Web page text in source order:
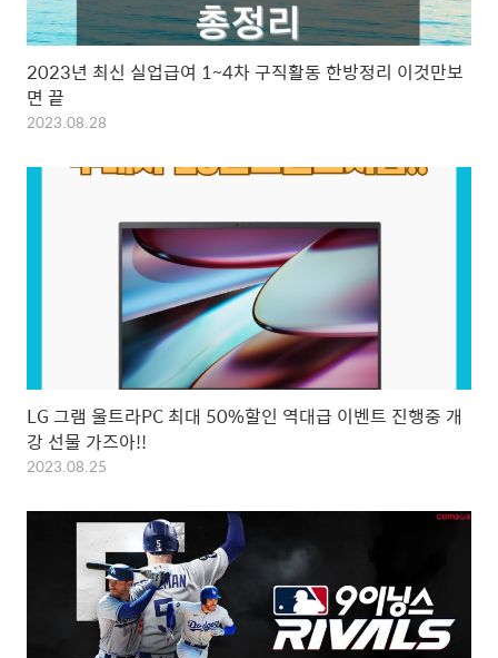
2023년 최신 실업급여 1~4차 구직활동 한방정리 이것만보
면 끝
2023.08.28
LG 그램 울트라PC 최대 50%할인 역대급 이벤트 진행중 개
강 선물 가즈아!!
2023.08.25